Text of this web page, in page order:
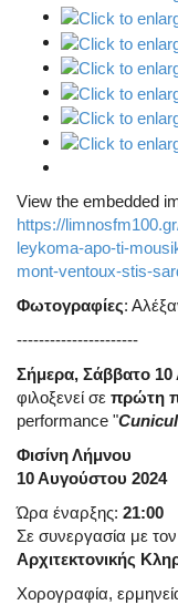
View the embedded
https://
leykoma-apo-ti-
mont-ventoux-stis-
Φωτογραφίες:
----------------------
Σήμερα, Σάββατο
φιλοξενεί σε πρώτη
performance "
Φισίνη Λήμνου
10 Αυγούστου 2024
Ώρα έναρξης: 21:00
Σε συνεργασία με
Αρχιτεκτονικής
Χορογραφία,